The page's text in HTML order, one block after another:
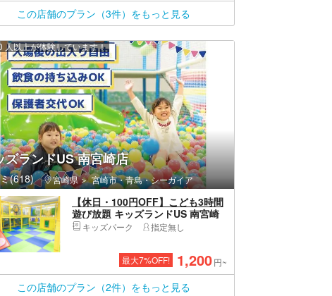
この店舗のプラン（3件）をもっと見る
ズランドUS 南宮崎店
(618) 宮崎県 宮崎市・青島・シーガイア
人以上が体験しています！
【休日・100円OFF】こども3時間
遊び放題 キッズランドUS 南宮崎
店 キッズパーク 指定無し
最大7%OFF! 1,200円~
この店舗のプラン（2件）をもっと見る